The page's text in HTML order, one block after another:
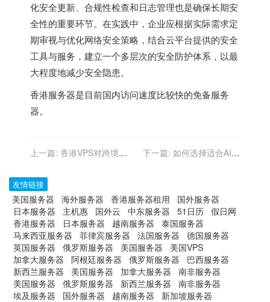
化安全更新、合规性检查和日志管理也是确保长期安
全性的重要环节。在实践中，企业应根据实际需求定
期审视与优化网络安全策略，结合云平台提供的安全
工具与服务，建立一个多层次的安全防护体系，以最
大程度地减少安全隐患。
香港服务器是目前国内访问速度比较快的免备服务
器。
上一篇: 香港VPS对跨境电
下一篇: 如何选择适合AI训
友情链接
美国服务器 海外服务器 香港服务器租用
国外服务器
日本服务器
主机惠 国外云 中东服务器 51日历 假日网
香港服务器
日本服务器 越南服务器
泰国服务器
马来西亚服务器
菲律宾服务器 法国服务器
德国服务器
英国服务器
俄罗斯服务器 美国服务器
美国VPS
加拿大服务器
阿根廷服务器 俄罗斯服务器
巴西服务器
新西兰服务器
美国服务器 加拿大服务器
南非服务器
美国服务器
俄罗斯服务器 新西兰服务器
南非服务器
埃及服务器
国外服务器 越南服务器 新加坡服务器